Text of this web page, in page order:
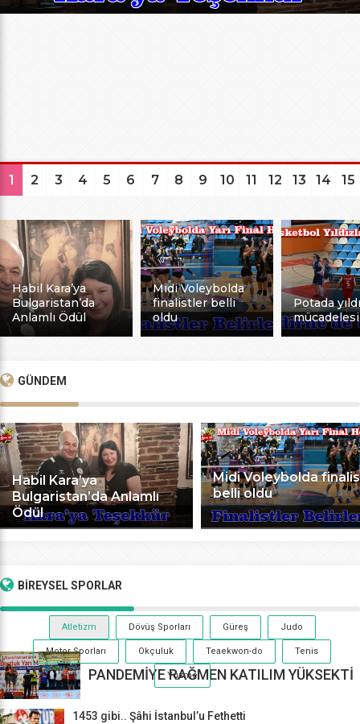
1 2 3 4 5 6 7 8 9 10 11 12 13 14 15
Habil Kara’ya
Bulgaristan’da
Anlamlı Ödül
Midi Voleybolda
finalistler belli
oldu
Potada
mücadelesi
GÜNDEM
Habil Kara’ya
Bulgaristan’da Anlamlı
Ödül
Midi Voleybolda
belli oldu
BİREYSELSPORLAR
Atletizm Dövüş Sporları Güreş Judo
Motor Sporları Okçuluk Teaekwon-do Tenis
Yüzme
PANDEMİYE RAĞMEN KATILIM YÜKSEKTİ
1453 gibi.. Şâhi İstanbul’u Fethetti